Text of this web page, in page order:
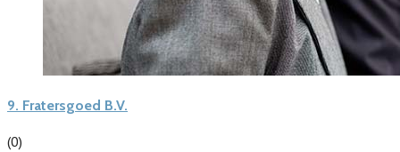
9. Fratersgoed B.V.
(0)